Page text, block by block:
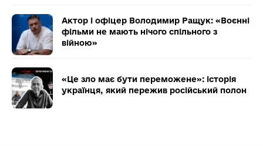
Актор і офіцер Володимир Ращук: «Воєнні
фільми не мають нічого спільного з
війною»
«Це зло має бути переможене»: історія
українця, який пережив російський полон